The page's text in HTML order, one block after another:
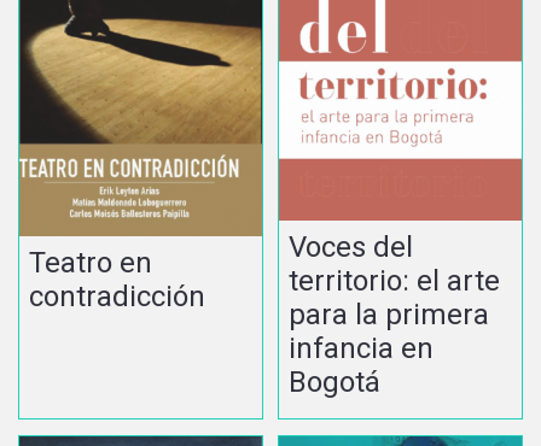
Teatro en
contradicción
Voces del
territorio: el arte
para la primera
infancia en
Bogotá